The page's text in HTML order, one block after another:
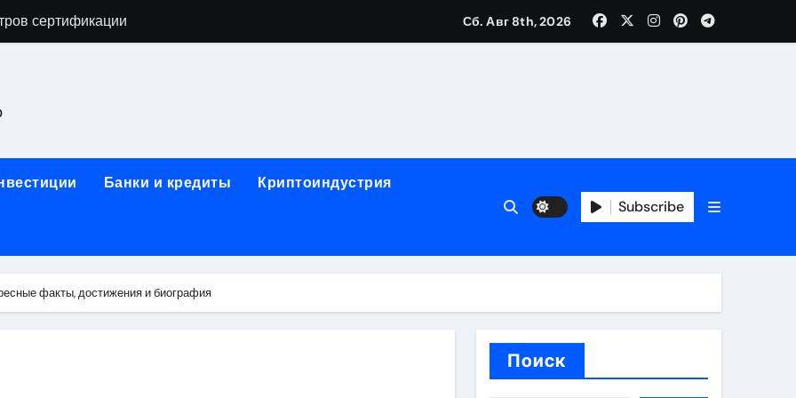
бра в виде факела с эффектом старины
и электрооборудование для ногтевого сервиса, наращивания ресниц и депиляции
работы на объектах культурного наследия
одежды: джемперы, брюки, куртки
от проектной документации до противопожарных мероприятий и обустройства мест отдыха
Сб. Авг 8th, 2026
Банки и кредиты Криптоиндустрия
Subscribe
факты, достижения и биография
Поиск